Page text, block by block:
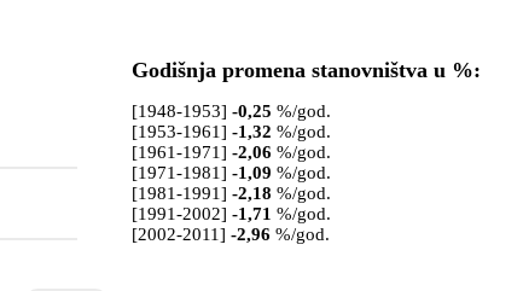
Godišnja promena stanovništva u %:
[1948-1953] -0,25 %/god.
[1953-1961] -1,32 %/god.
[1961-1971] -2,06 %/god.
[1971-1981] -1,09 %/god.
[1981-1991] -2,18 %/god.
[1991-2002] -1,71 %/god.
[2002-2011] -2,96 %/god.